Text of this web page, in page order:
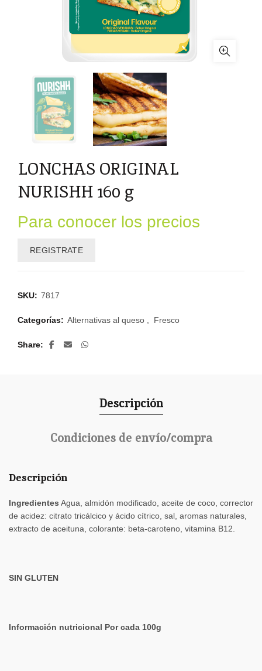
LONCHAS ORIGINAL
NURISHH 160 g
Para conocer los precios
REGISTRATE
SKU: 7817
Categorías: Alternativas al queso , Fresco
Share
Descripción
Condiciones de envío/compra
Descripción
Ingredientes Agua, almidón modificado, aceite de coco, corrector
de acidez: citrato tricálcico y ácido cítrico, sal, aromas naturales,
extracto de aceituna, colorante: beta-caroteno, vitamina B12.
SIN GLUTEN
Información nutricional Por cada 100g